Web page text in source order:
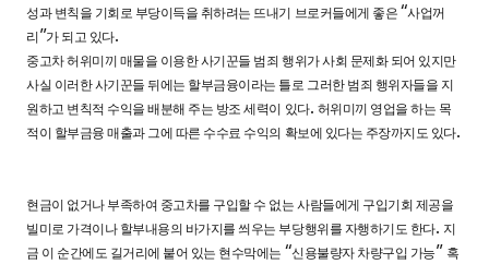
성과 변칙을 기회로 부당이득을 취하려는 뜨내기 브로커들에게 좋은 “사업꺼
리 ”가 되고 있다.
중고차 허위미끼 매물을 이용한 사기꾼들 범죄 행위가 사회 문제화 되어 있지만
사실 이러한 사기꾼들 뒤에는 할부금융이라는 틀로 그러한 범죄 행위자들을 지
원하고 변칙적 수익을 배분해 주는 방조 세력이 있다. 허위미끼 영업을 하는 목
적이 할부금융 매출과 그에 따른 수수료 수익의 확보에 있다는 주장까지도 있다.
현금이 없거나 부족하여 중고차를 구입할 수 없는 사람들에게 구입기회 제공을
빌미로 가격이나 할부내용의 바가지를 씌우는 부당행위를 자행하기도 한다. 지
금 이 순간에도 길거리에 붙어 있는 현수막에는 “신용불량자 차량구입 가능” 혹